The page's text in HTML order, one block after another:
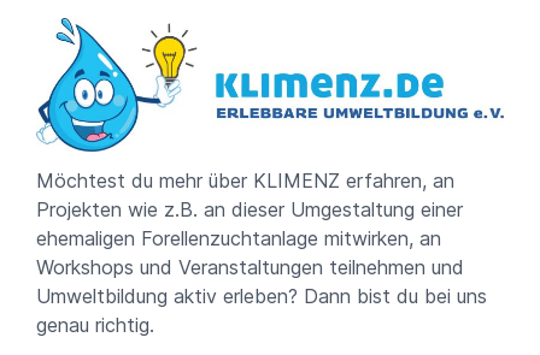
Möchtest du mehr über KLIMENZ erfahren, an
Projekten wie z.B. an dieser Umgestaltung einer
ehemaligen Forellenzuchtanlage mitwirken, an
Workshops und Veranstaltungen teilnehmen und
Umweltbildung aktiv erleben? Dann bist du bei uns
genau richtig.